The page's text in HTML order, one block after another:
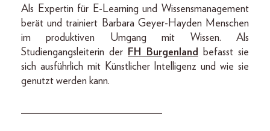
Als Expertin für E-Learning und Wissensmanagement
berät und trainiert Barbara Geyer-Hayden Menschen
im produktiven Umgang mit Wissen. Als
Studiengangsleiterin der
FH Burgenland
befasst sie
sich ausführlich mit Künstlicher Intelligenz und wie sie
genutzt werden kann.
__________________________